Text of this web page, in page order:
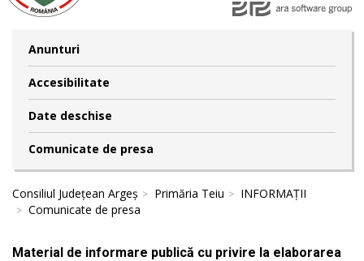
Anunturi
Accesibilitate
Date deschise
Comunicate de presa
Consiliul Județean Argeș Primăria Teiu
INFORMAȚII
Comunicate de presa
Material de informare publică cu privire la elaborarea